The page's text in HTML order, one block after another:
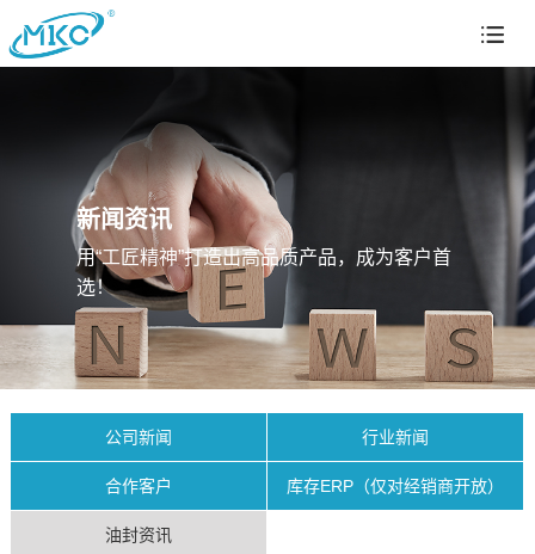
新闻资讯
用“工匠精神”打造出高品质产品，成为客户首
选！
公司新闻 行业新闻
合作客户 库存ERP（仅对经销商开放）
油封资讯